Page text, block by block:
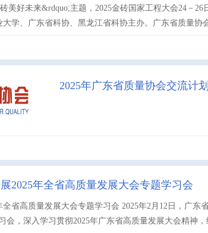
美好未来&rdquo;主题，2025金砖国家工程大会24－
学、广东省科协、黑龙江省科协主办。广东省质量协
2025年广东省质量协会交流计划
2025年全省高质量发展大会专题学习会
省高质量发展大会专题学习会 2025年2月12日，广东
会，深入学习贯彻2025年广东省高质量发展大会精神